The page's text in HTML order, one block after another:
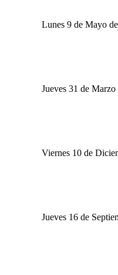
Lunes 9 de Mayo
Jueves 31 de Marzo
Viernes 10 de
Jueves 16 de